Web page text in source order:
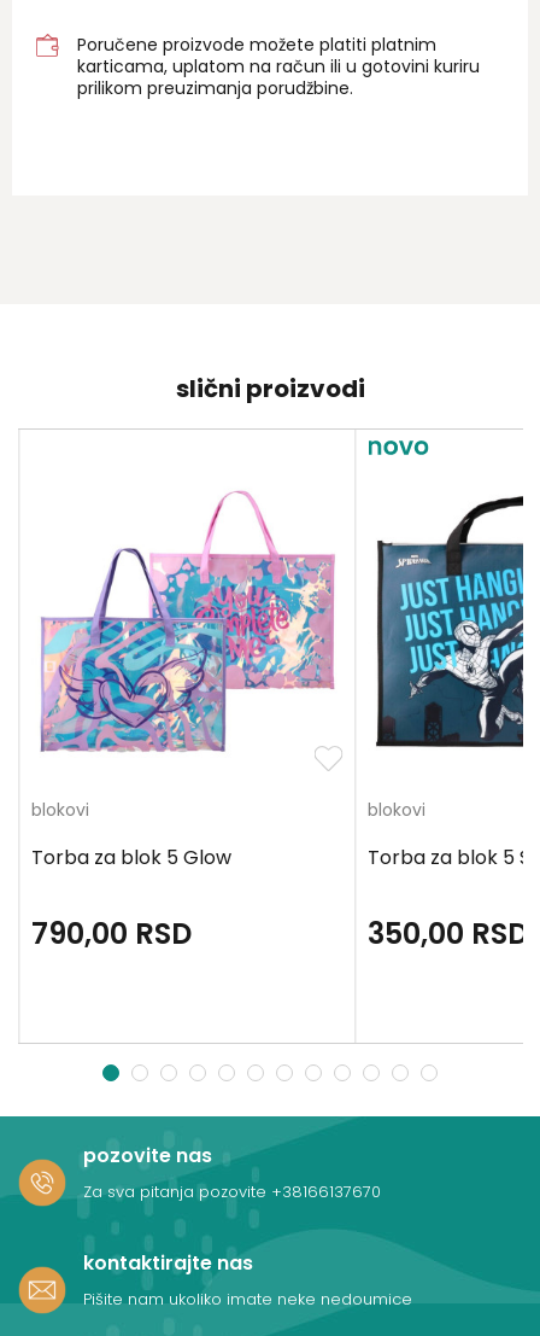
Poručene proizvode možete platiti platnim
karticama, uplatom na račun ili u gotovini kuriru
prilikom preuzimanja porudžbine.
slični proizvodi
blokovi
Torba za blok 5 Glow
790,00 RSD
blokovi
Torba za blok 5
350,00 RSD
1 2 3 4 5 6 7 8 9 10 11 12
pozovite nas
Za sva pitanja pozovite +38166137670
kontaktirajte nas
Pišite nam ukoliko imate neke nedoumice